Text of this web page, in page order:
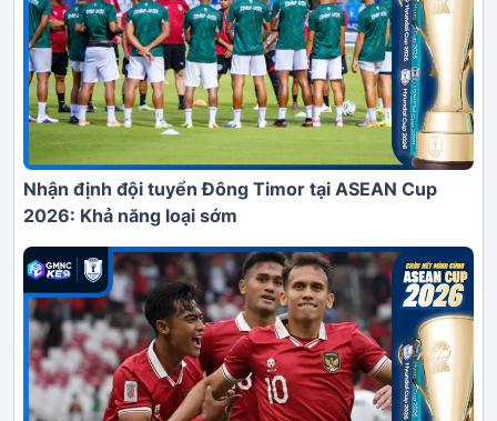
Nhận định đội tuyển Đông Timor tại ASEAN Cup
2026: Khả năng loại sớm